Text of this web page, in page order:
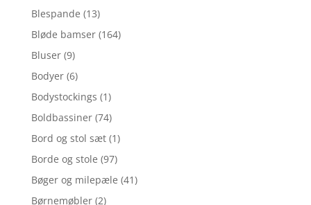
Blespande (13)
Bløde bamser (164)
Bluser (9)
Bodyer (6)
Bodystockings (1)
Boldbassiner (74)
Bord og stol sæt (1)
Borde og stole (97)
Bøger og milepæle (41)
Børnemøbler (2)